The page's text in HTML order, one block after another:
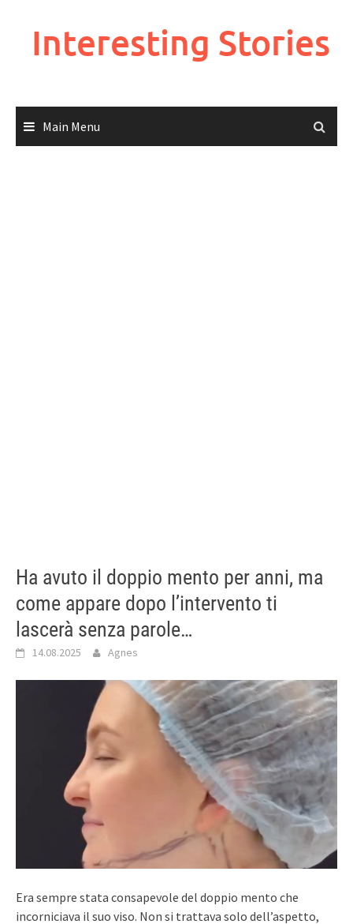
Interesting Stories
Main Menu
Ha avuto il doppio mento per anni, ma
come appare dopo l’intervento ti
lascerà senza parole…
14.08.2025 Agnes
Era sempre stata consapevole del doppio mento che
incorniciava il suo viso. Non si trattava solo dell’aspetto,